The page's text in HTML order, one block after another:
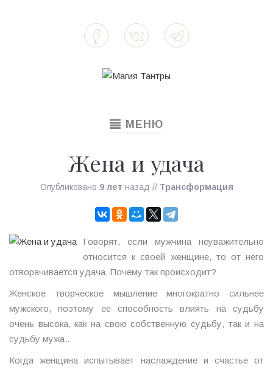
TOGGLE
МЕНЮ
Жена и удача
Опубликовано 9 лет назад // Трансформация
Говорят, если мужчина неуважительно
относится к своей женщине, то от него
отворачивается удача. Почему так происходит?
Женское творческое мышление многократно сильнее
мужского, поэтому ее способность влиять на судьбу
очень высока, как на свою собственную судьбу, так и на
судьбу мужа..
Когда женщина испытывает наслаждение и счастье от